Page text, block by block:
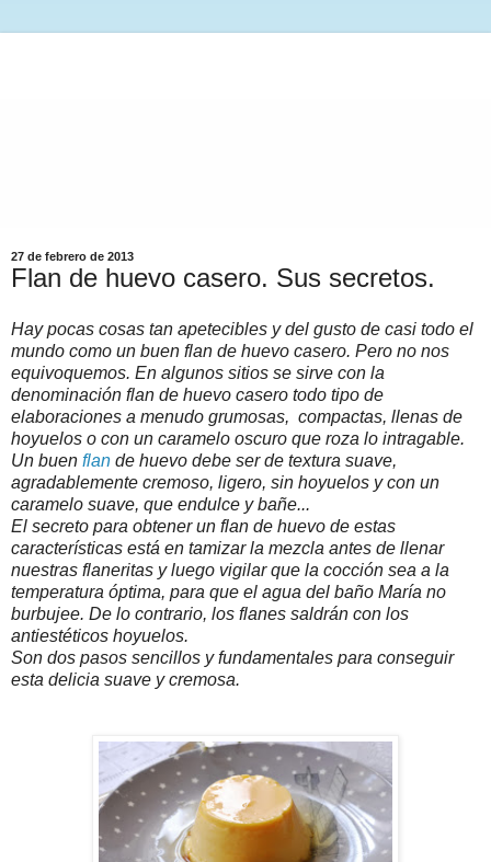
27 de febrero de 2013
Flan de huevo casero. Sus secretos.
Hay pocas cosas tan apetecibles y del gusto de casi todo el
mundo como un buen flan de huevo casero. Pero no nos
equivoquemos. En algunos sitios se sirve con la
denominación flan de huevo casero todo tipo de
elaboraciones a menudo grumosas, compactas, llenas de
hoyuelos o con un caramelo oscuro que roza lo intragable.
Un buen flan de huevo debe ser de textura suave,
agradablemente cremoso, ligero, sin hoyuelos y con un
caramelo suave, que endulce y bañe...
El secreto para obtener un flan de huevo de estas
características está en tamizar la mezcla antes de llenar
nuestras flaneritas y luego vigilar que la cocción sea a la
temperatura óptima, para que el agua del baño María no
burbujee. De lo contrario, los flanes saldrán con los
antiestéticos hoyuelos.
Son dos pasos sencillos y fundamentales para conseguir
esta delicia suave y cremosa.